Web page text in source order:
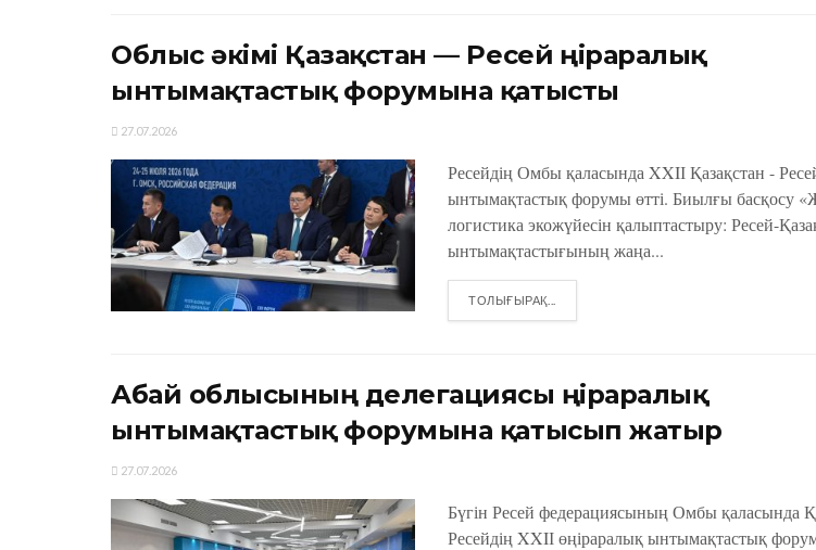
Облыс әкімі Қазақстан — Ресей өңіраралық
ынтымақтастық форумына қатысты
27.07.2026
Ресейдің Омбы қаласында XXIІ Қазақстан -
ынтымақтастық форумы өтті. Биылғы басқосу
логистика экожүйесін қалыптастыру: Ресей-
ынтымақтастығының жаңа...
ТОЛЫҒЫРАҚ...
Абай облысының делегациясы өңіраралық
ынтымақтастық форумына қатысып жатыр
27.07.2026
Бүгін Ресей федерациясының Омбы қаласында
Ресейдің XXIІ өңіраралық ынтымақтастық